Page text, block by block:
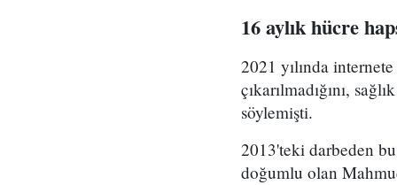
16 aylık hücre
2021 yılında
çıkarılmadığını,
söylemişti.
2013'teki darbeden
doğumlu olan